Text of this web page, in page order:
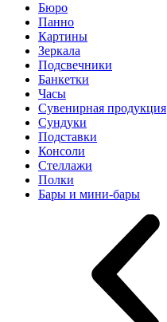
Бюро
Панно
Картины
Зеркала
Подсвечники
Банкетки
Часы
Сувенирная продукция
Сундуки
Подставки
Консоли
Стеллажи
Полки
Бары и мини-бары